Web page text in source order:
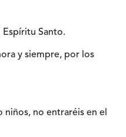
Espíritu Santo.
y siempre, por los
niños, no entraréis en el